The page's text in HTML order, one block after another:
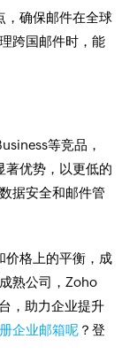
，确保邮件在全球
跨国邮件时，能
等竞品，
著优势，以更低的
据安全和邮件管
价格上的平衡，成
熟公司，Zoho
，助力企业提升
企业邮箱呢 ？登